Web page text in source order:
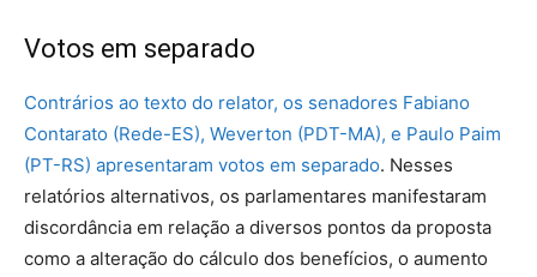
Votos em separado
Contrários ao texto do relator, os senadores Fabiano
Contarato (Rede-ES), Weverton (PDT-MA), e Paulo Paim
(PT-RS) apresentaram votos em separado. Nesses
relatórios alternativos, os parlamentares manifestaram
discordância em relação a diversos pontos da proposta
como a alteração do cálculo dos benefícios, o aumento